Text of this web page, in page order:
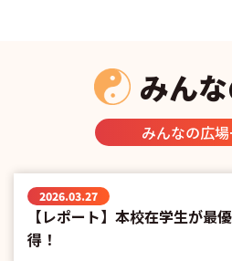
みん
みんなの広
2026.03.27
【レポート】本校在学生が最
得！